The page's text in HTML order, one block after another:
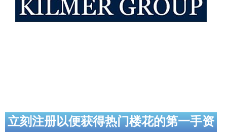
帮您卖房
楼花转让专区
立刻注册以便获得热门楼花的第一手资